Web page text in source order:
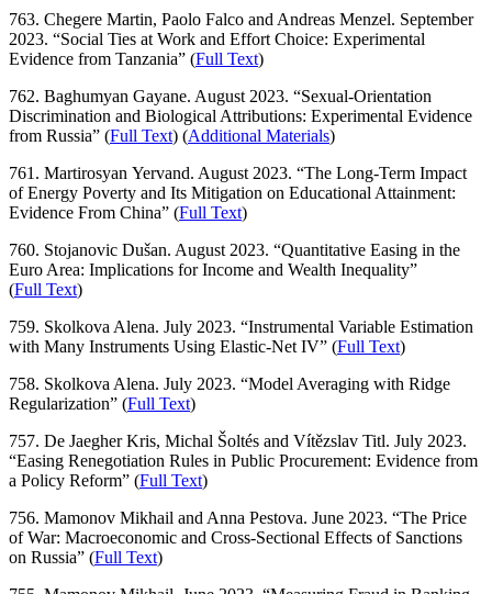
763. Chegere Martin, Paolo Falco and Andreas Menzel. September
2023. “Social Ties at Work and Effort Choice: Experimental
Evidence from Tanzania” (Full Text)
762. Baghumyan Gayane. August 2023. “Sexual-Orientation
Discrimination and Biological Attributions: Experimental Evidence
from Russia” (Full Text) (Additional Materials)
761. Martirosyan Yervand. August 2023. “The Long-Term Impact
of Energy Poverty and Its Mitigation on Educational Attainment:
Evidence From China” (Full Text)
760. Stojanovic Dušan. August 2023. “Quantitative Easing in the
Euro Area: Implications for Income and Wealth Inequality”
(Full Text)
759. Skolkova Alena. July 2023. “Instrumental Variable Estimation
with Many Instruments Using Elastic-Net IV” (Full Text)
758. Skolkova Alena. July 2023. “Model Averaging with Ridge
Regularization” (Full Text)
757. De Jaegher Kris, Michal Šoltés and Vítězslav Titl. July 2023.
“Easing Renegotiation Rules in Public Procurement: Evidence from
a Policy Reform” (Full Text)
756. Mamonov Mikhail and Anna Pestova. June 2023. “The Price
of War: Macroeconomic and Cross-Sectional Effects of Sanctions
on Russia” (Full Text)